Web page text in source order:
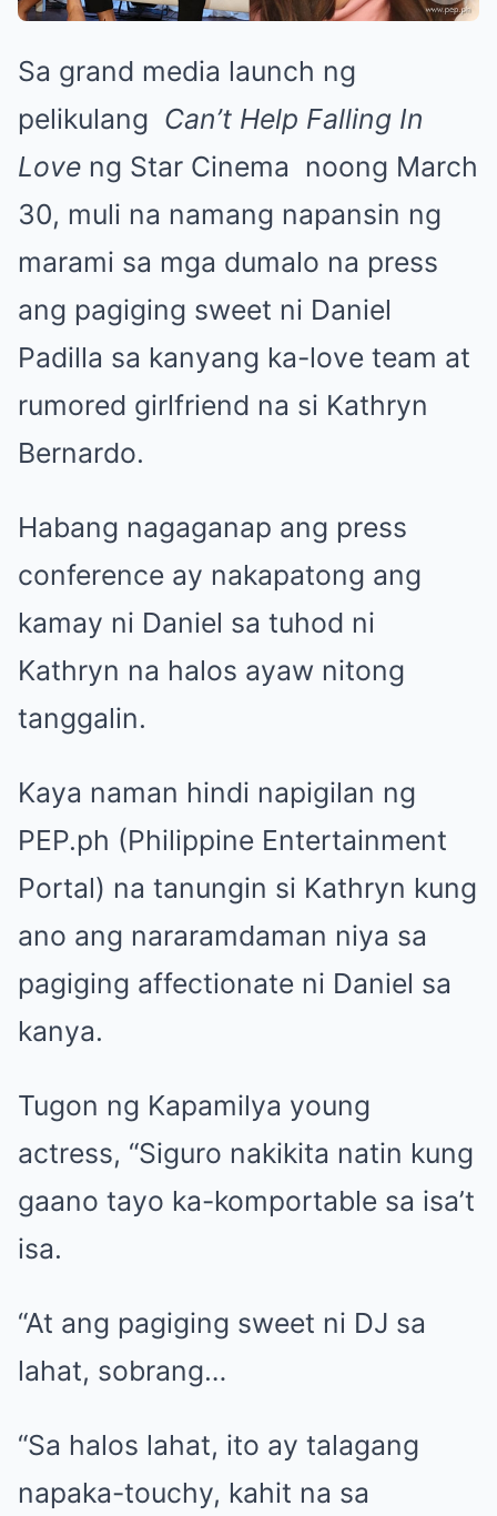
Sa grand media launch ng
pelikulang Can’t Help Falling In
Love ng Star Cinema noong March
30, muli na namang napansin ng
marami sa mga dumalo na press
ang pagiging sweet ni Daniel
Padilla sa kanyang ka-love team at
rumored girlfriend na si Kathryn
Bernardo.
Habang nagaganap ang press
conference ay nakapatong ang
kamay ni Daniel sa tuhod ni
Kathryn na halos ayaw nitong
tanggalin.
Kaya naman hindi napigilan ng
PEP.ph (Philippine Entertainment
Portal) na tanungin si Kathryn kung
ano ang nararamdaman niya sa
pagiging affectionate ni Daniel sa
kanya.
Tugon ng Kapamilya young
actress, “Siguro nakikita natin kung
gaano tayo ka-komportable sa isa’t
isa.
“At ang pagiging sweet ni DJ sa
lahat, sobrang…
“Sa halos lahat, ito ay talagang
napaka-touchy, kahit na sa